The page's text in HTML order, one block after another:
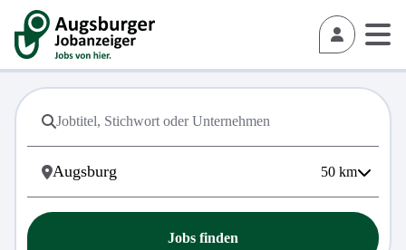
50 km
Jobs finden